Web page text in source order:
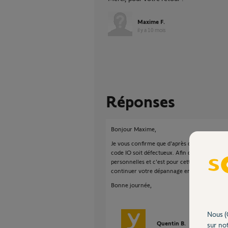
Maxime F.
il y a 10 mois
Réponses
Bonjour Maxime,
Je vous confirme que d'après ce que vous
code IO soit défectueux. Afin de gérer votre
personnelles et c'est pour cette raison que
continuer votre dépannage en privé.
Bonne journée,
Quentin B. il y a 10 mois
Nous
sur